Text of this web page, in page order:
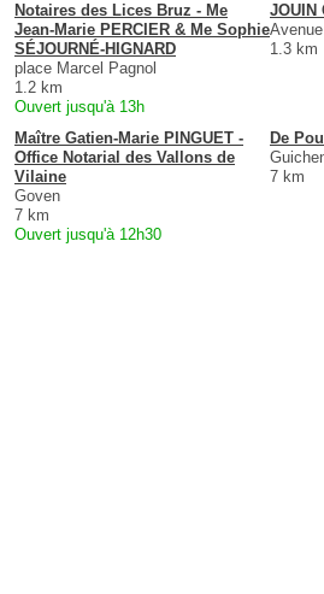
Notaires des Lices Bruz - Me
Jean-Marie PERCIER & Me Sophie
SÉJOURNÉ-HIGNARD
place Marcel Pagnol
1.2 km
Ouvert jusqu'à 13h
JOUIN
1.3 km
Maître Gatien-Marie PINGUET -
Office Notarial des Vallons de
Vilaine
Goven
7 km
Ouvert jusqu'à 12h30
De
7 km